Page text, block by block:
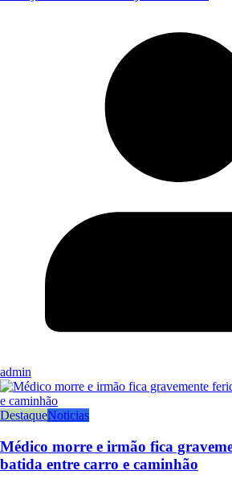
admin
DestaqueNoticias
Médico morre e irmão fica
batida entre carro e caminhão